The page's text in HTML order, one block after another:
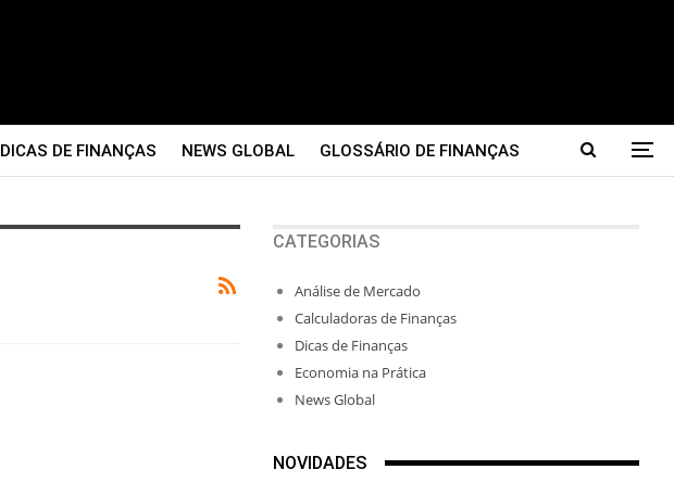
DICAS DE FINANÇAS NEWS GLOBAL GLOSSÁRIO DE FINANÇAS
CATEGORIAS
Análise de Mercado
Calculadoras de Finanças
Dicas de Finanças
Economia na Prática
News Global
NOVIDADES